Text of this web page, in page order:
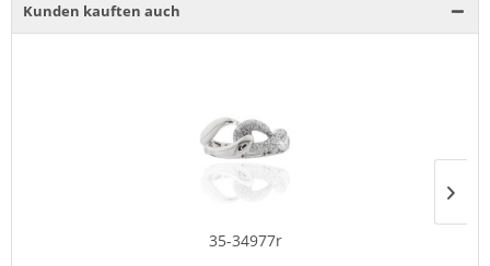
Kunden kauften auch
35-34977r